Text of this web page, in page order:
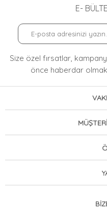
E-
Size özel fırsatlar,
önce haberdar olmak